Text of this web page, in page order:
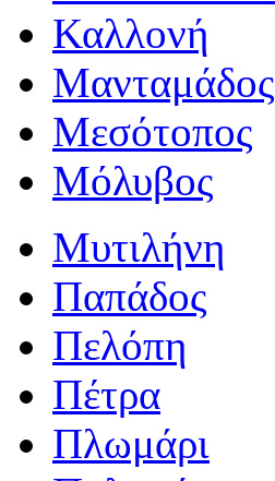
Καλλονή
Μανταμάδος
Μεσότοπος
Μόλυβος
Μυτιλήνη
Παπάδος
Πελόπη
Πέτρα
Πλωμάρι